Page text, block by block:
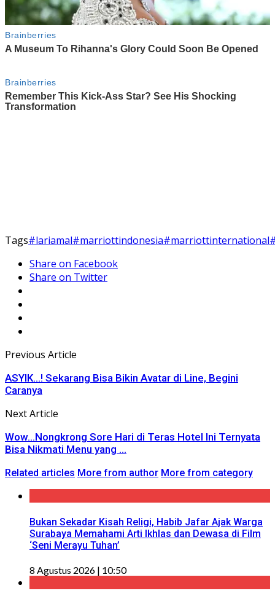
Tags#lariamal#marriottindonesia#marriottinternational
Share on Facebook
Share on Twitter
Previous Article
ASYIK…! Sekarang Bisa Bikin Avatar di Line, Begini
Caranya
Next Article
Wow…Nongkrong Sore Hari di Teras Hotel Ini Ternyata
Bisa Nikmati Menu yang ...
Related articles More from author More from category
Bukan Sekadar Kisah Religi, Habib Jafar Ajak Warga
Surabaya Memahami Arti Ikhlas dan Dewasa di Film
‘Seni Merayu Tuhan’
8 Agustus 2026 | 10:50